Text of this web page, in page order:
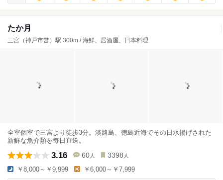
たか月
三宮（神戸市営）駅 300m / 海鮮、居酒屋、日本料理
全室個室で三宮より徒歩3分。淡路島、徳島近海でその日水揚げされた
新鮮な魚介類を毎日直送。
3.16 60 人 3398 人
￥8,000～￥9,999 ￥6,000～￥7,999